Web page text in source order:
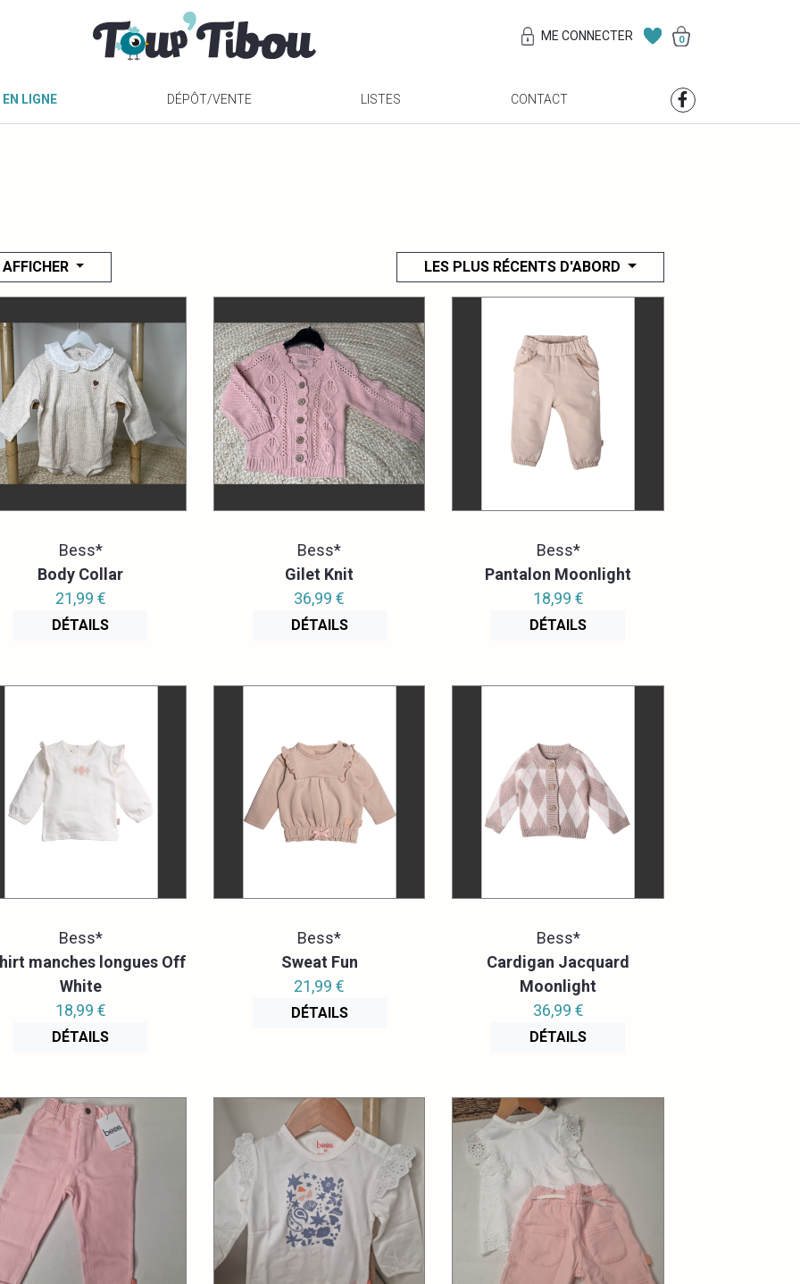
ME CONNECTER 0
LIGNE DÉPÔT/VENTE LISTES CONTACT
AFFICHER LES PLUS RÉCENTS D'ABORD
Bess*
Body Collar
21,99 €
DÉTAILS
Bess*
Gilet Knit
36,99 €
DÉTAILS
Bess*
Pantalon Moonlight
18,99 €
DÉTAILS
Bess*
manches longues Off
White
18,99 €
DÉTAILS
Bess*
Sweat Fun
21,99 €
DÉTAILS
Bess*
Cardigan Jacquard
Moonlight
36,99 €
DÉTAILS